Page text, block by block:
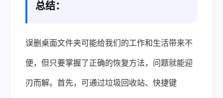
总结：
误删桌面文件夹可能给我们的工作和生活带来不
便，但只要掌握了正确的恢复方法，问题就能迎
刃而解。首先，可通过垃圾回收站、快捷键